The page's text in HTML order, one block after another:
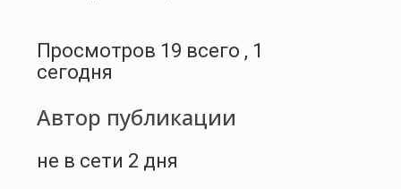
Просмотров 19 всего , 1
сегодня
Автор публикации
не в сети 2 дня